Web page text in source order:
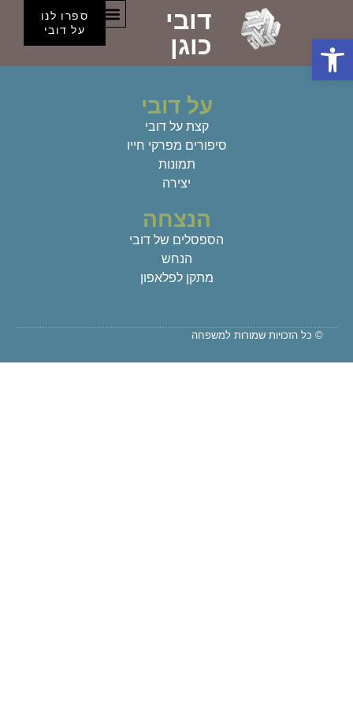
דובי
כוגן
ספרו לנו
על דובי
קטגוריה: ילדות
על דובי
קצת על דובי
סיפורים מפרקי חייו
תמונות
יצירה
הנצחה
הספסלים של דובי
הנחש
מתקן לפלאפון
© כל הזכויות שמורות למשפחה
פתח סרגל נגישות